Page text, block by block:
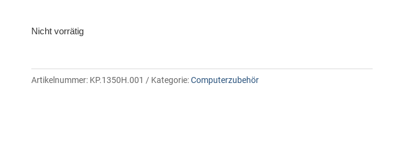
Nicht vorrätig
Artikelnummer: KP.1350H.001 Kategorie:Computerzubehör